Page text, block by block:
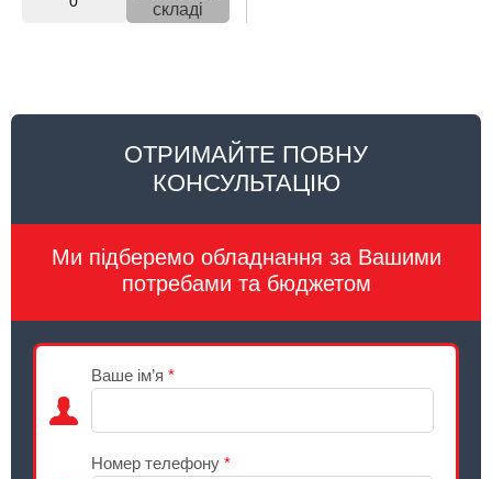
складі
ОТРИМАЙТЕ ПОВНУ
КОНСУЛЬТАЦІЮ
Ми підберемо обладнання за Вашими
потребами та бюджетом
Ваше ім’я *
Номер телефону *